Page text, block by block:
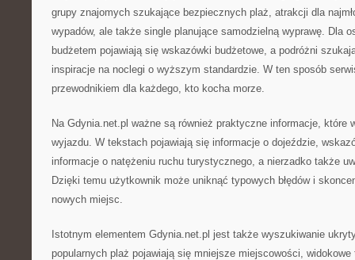
grupy znajomych szukające bezpiecznych plaż, atrakcji dla
wypadów, ale także single planujące samodzielną wyprawę. Dla
budżetem pojawiają się wskazówki budżetowe, a podróżni
inspiracje na noclegi o wyższym standardzie. W ten sposób
przewodnikiem dla każdego, kto kocha morze.
Na Gdynia.net.pl ważne są również praktyczne informacje, które
wyjazdu. W tekstach pojawiają się informacje o dojeździe,
informacje o natężeniu ruchu turystycznego, a nierzadko także
Dzięki temu użytkownik może uniknąć typowych błędów i
nowych miejsc.
Istotnym elementem Gdynia.net.pl jest także wyszukiwanie
popularnych plaż pojawiają się mniejsze miejscowości,